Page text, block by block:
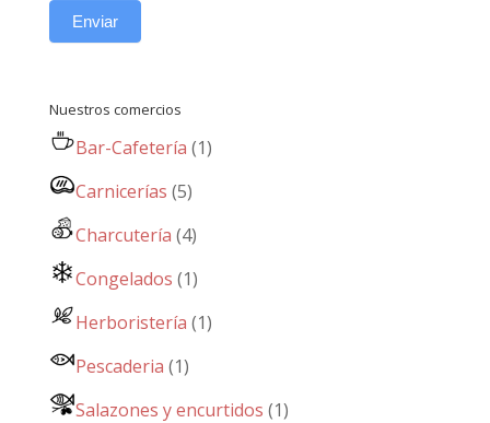
Enviar
Nuestros comercios
Bar-Cafetería (1)
Carnicerías (5)
Charcutería (4)
Congelados (1)
Herboristería (1)
Pescaderia (1)
Salazones y encurtidos (1)